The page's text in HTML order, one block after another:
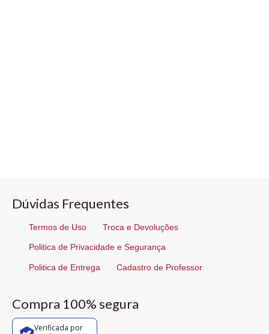
Dúvidas Frequentes
Termos de Uso Troca e Devoluções
Politica de Privacidade e Segurança
Politica de Entrega Cadastro de Professor
Compra 100% segura
Verificada por